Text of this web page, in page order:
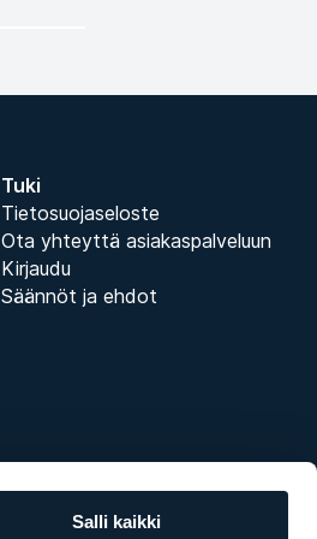
Salli kaikki
Tuki
Tietosuojaseloste
Ota yhteyttä asiakaspalveluun
Kirjaudu
Säännöt ja ehdot